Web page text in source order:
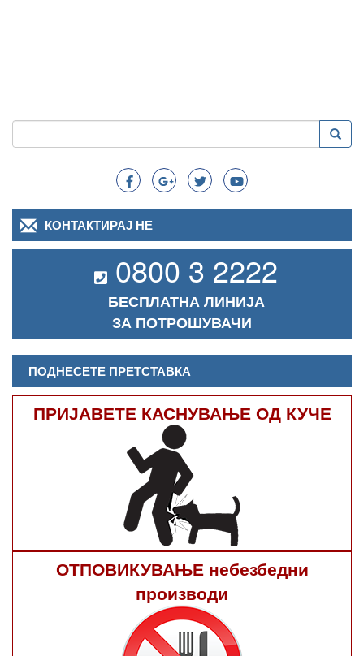
Search
Пребарување
КОНТАКТИРАЈ НЕ
0800 3 2222
БЕСПЛАТНА ЛИНИЈА
ЗА ПОТРОШУВАЧИ
ПОДНЕСЕТЕ ПРЕТСТАВКА
ПРИЈАВЕТЕ КАСНУВАЊЕ ОД КУЧЕ
ОТПОВИКУВАЊЕ небезбедни
производи